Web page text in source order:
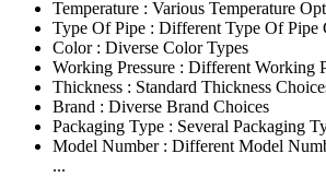
Temperature : Various Temperature
Type Of Pipe : Different Type Of Pipe
Color : Diverse Color Types
Working Pressure : Different Working
Thickness : Standard Thickness
Brand : Diverse Brand Choices
Packaging Type : Several Packaging
Model Number : Different Model
...